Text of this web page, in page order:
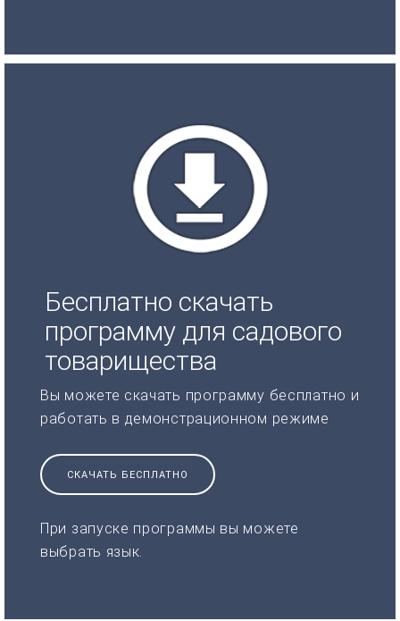
Бесплатно скачать
программу для садового
товарищества
Вы можете скачать программу бесплатно и
работать в демонстрационном режиме
СКАЧАТЬ БЕСПЛАТНО
При запуске программы вы можете
выбрать язык.